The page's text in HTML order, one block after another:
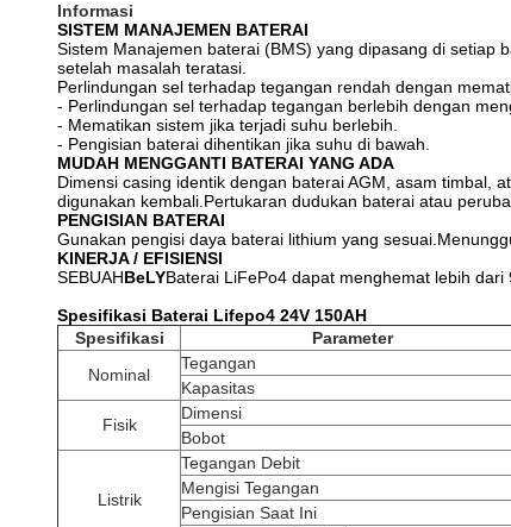
Informasi
SISTEM MANAJEMEN BATERAI
Sistem Manajemen baterai (BMS) yang dipasang di setiap
setelah masalah teratasi.
Perlindungan sel terhadap tegangan rendah dengan
- Perlindungan sel terhadap tegangan berlebih dengan
- Mematikan sistem jika terjadi suhu berlebih.
- Pengisian baterai dihentikan jika suhu di bawah.
MUDAH MENGGANTI BATERAI YANG ADA
Dimensi casing identik dengan baterai AGM, asam timbal,
digunakan kembali.Pertukaran dudukan baterai atau
PENGISIAN BATERAI
Gunakan pengisi daya baterai lithium yang
KINERJA / EFISIENSI
SEBUAHBeLYBaterai LiFePo4 dapat menghemat lebih
Spesifikasi Baterai Lifepo4 24V 150AH
Spesifikasi
Parameter
Nominal
Tegangan
Kapasitas
Fisik
Dimensi
Bobot
Listrik
Tegangan Debit
Mengisi Tegangan
Pengisian Saat Ini